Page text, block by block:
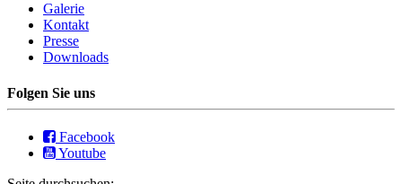
Galerie
Kontakt
Presse
Downloads
Folgen Sie uns
Facebook
Youtube